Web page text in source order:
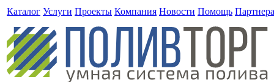
Каталог Услуги Проекты Компания Новости Помощь